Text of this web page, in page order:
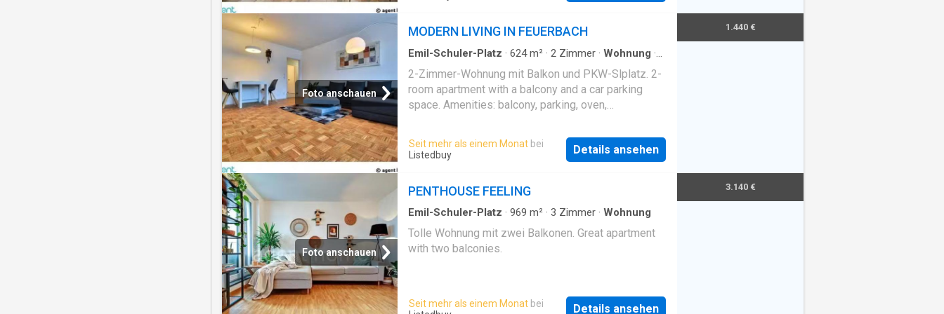
Foto anschauen
MODERN LIVING IN FEUERBACH
Emil-Schuler-Platz · 624m² · 2 Zimmer · Wohnung ·
2-Zimmer-Wohnung mit Balkon und PKW-Slplatz. 2-
room apartment with a balcony and a car parking
space. Amenities: balcony, parking, oven,
Seit mehr als einem Monat bei
Listedbuy
Details ansehen
1.440 €
Foto anschauen
PENTHOUSE FEELING
Emil-Schuler-Platz · 969 m² · 3 Zimmer · Wohnung
Tolle Wohnung mit zwei Balkonen. Great apartment
with two balconies.
Seit mehr als einem Monat bei
Details ansehen
3.140 €